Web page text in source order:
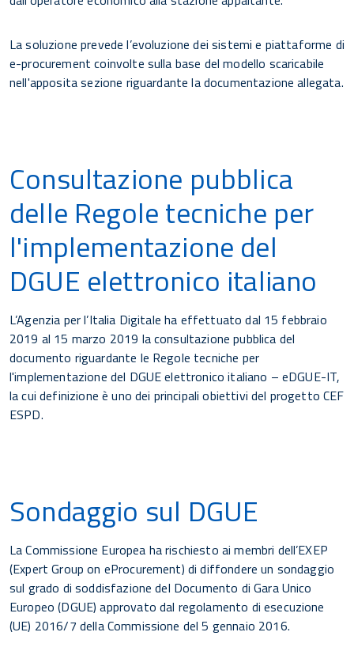
La soluzione prevede l’evoluzione dei sistemi e piattaforme di
e-procurement coinvolte sulla base del modello scaricabile
nell'apposita sezione riguardante la documentazione allegata.
Consultazione pubblica
delle Regole tecniche per
l'implementazione del
DGUE elettronico italiano
L’Agenzia per l’Italia Digitale ha effettuato dal 15 febbraio
2019 al 15 marzo 2019 la consultazione pubblica del
documento riguardante le Regole tecniche per
l'implementazione del DGUE elettronico italiano – eDGUE-IT,
la cui definizione è uno dei principali obiettivi del progetto CEF
ESPD.
Sondaggio sul DGUE
La Commissione Europea ha rischiesto ai membri dell’EXEP
(Expert Group on eProcurement) di diffondere un sondaggio
sul grado di soddisfazione del Documento di Gara Unico
Europeo (DGUE) approvato dal regolamento di esecuzione
(UE) 2016/7 della Commissione del 5 gennaio 2016.